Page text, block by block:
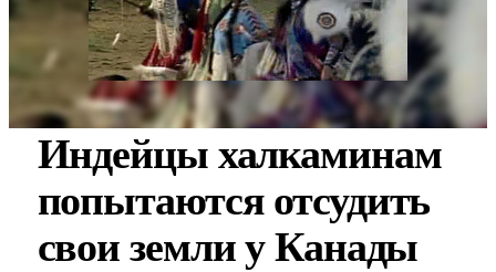
Индейцы халкаминам
попытаются отсудить
свои земли у Канады